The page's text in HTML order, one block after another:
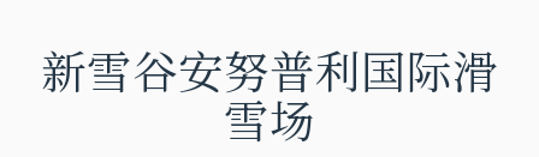
新雪谷安努普利国际滑
雪场